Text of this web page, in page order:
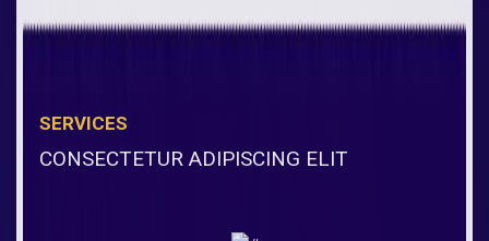
SERVICES
CONSECTETUR ADIPISCING ELIT